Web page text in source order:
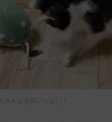
みんな元気いっぱい！